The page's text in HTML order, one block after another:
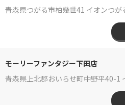
青森県つがる市柏幾世41 イオンつが
モーリーファンタジー下田店
青森県上北郡おいらせ町中野平40-1